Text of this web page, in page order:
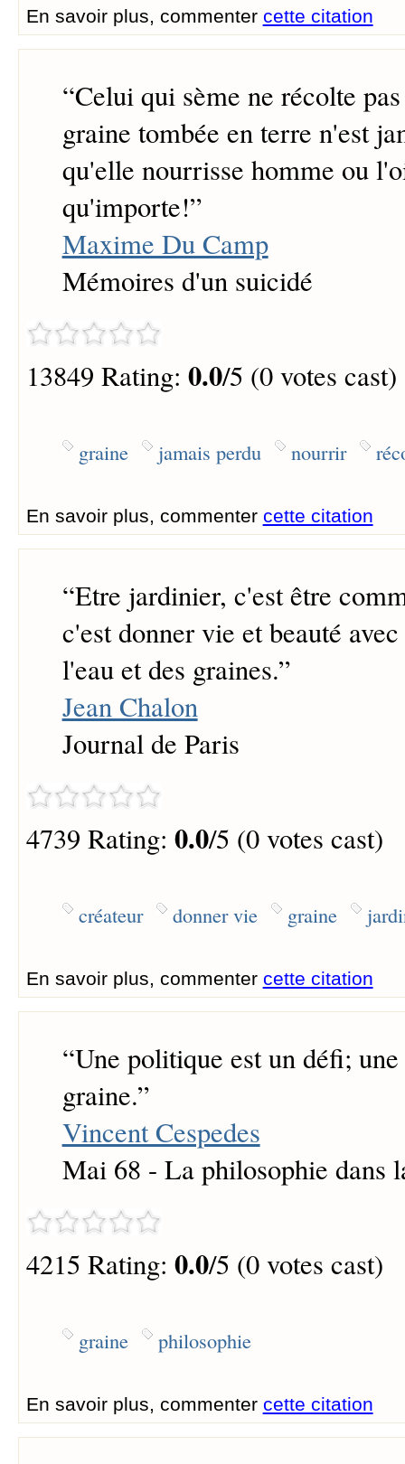
En savoir plus, commenter cette citation
“Celui qui sème ne récolte
graine tombée en terre n'est
qu'elle nourrisse homme ou
qu'importe!”
Maxime Du Camp
Mémoires d'un suicidé
13849 Rating: 0.0/5 (0 votes cast)
graine jamais perdu nourrir
En savoir plus, commenter cette citation
“Etre jardinier, c'est être
c'est donner vie et beauté
l'eau et des graines.”
Jean Chalon
Journal de Paris
4739 Rating: 0.0/5 (0 votes cast)
créateur donner vie graine
En savoir plus, commenter cette citation
“Une politique est un défi;
graine.”
Vincent Cespedes
Mai 68 - La philosophie dans
4215 Rating: 0.0/5 (0 votes cast)
graine philosophie
En savoir plus, commenter cette citation